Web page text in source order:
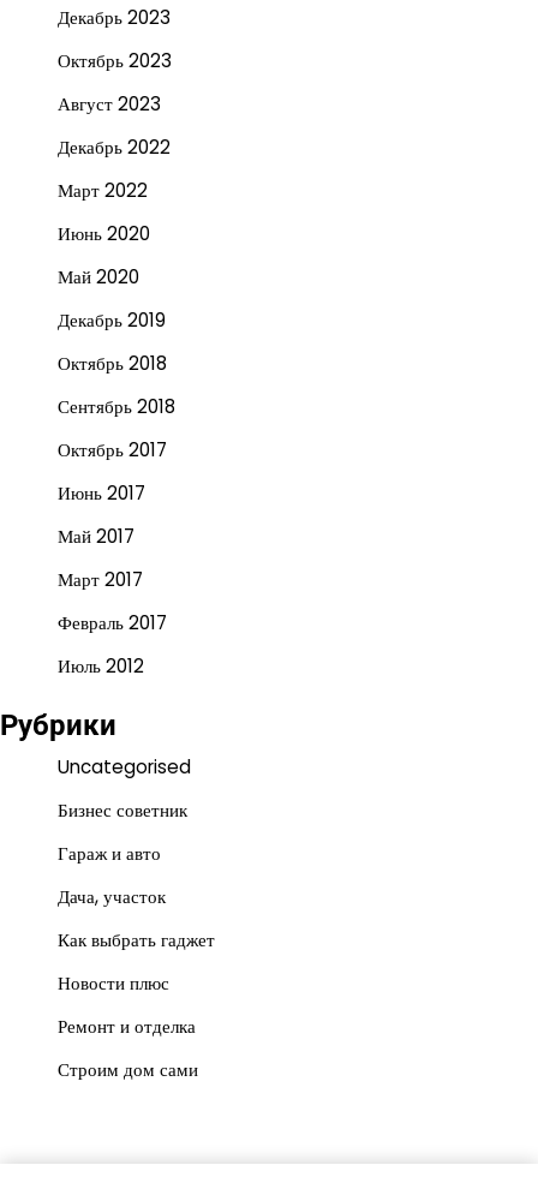
Декабрь 2023
Октябрь 2023
Август 2023
Декабрь 2022
Март 2022
Июнь 2020
Май 2020
Декабрь 2019
Октябрь 2018
Сентябрь 2018
Октябрь 2017
Июнь 2017
Май 2017
Март 2017
Февраль 2017
Июль 2012
Рубрики
Uncategorised
Бизнес советник
Гараж и авто
Дача, участок
Как выбрать гаджет
Новости плюс
Ремонт и отделка
Строим дом сами